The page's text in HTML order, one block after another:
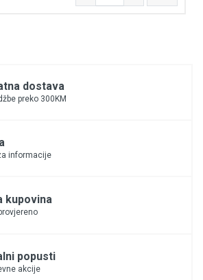
dostava
preko 300KM
informacije
kupovina
popusti
akcije